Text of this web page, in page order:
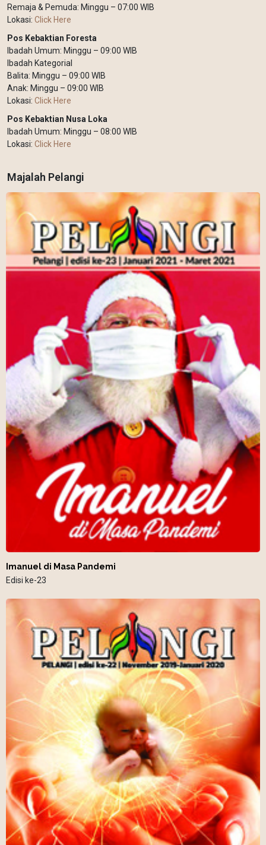
Remaja & Pemuda: Minggu – 07:00 WIB
Lokasi: Click Here
Pos Kebaktian Foresta
Ibadah Umum: Minggu – 09:00 WIB
Ibadah Kategorial
Balita: Minggu – 09:00 WIB
Anak: Minggu – 09:00 WIB
Lokasi: Click Here
Pos Kebaktian Nusa Loka
Ibadah Umum: Minggu – 08:00 WIB
Lokasi: Click Here
Majalah Pelangi
Imanuel di Masa Pandemi
Edisi ke-23